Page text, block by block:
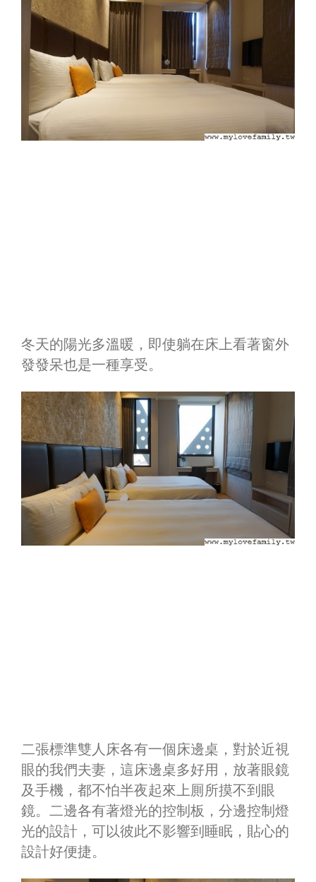
冬天的陽光多溫暖，即使躺在床上看著窗外
發發呆也是一種享受。
二張標準雙人床各有一個床邊桌，對於近視
眼的我們夫妻，這床邊桌多好用，放著眼鏡
及手機，都不怕半夜起來上厠所摸不到眼
鏡。二邊各有著燈光的控制板，分邊控制燈
光的設計，可以彼此不影響到睡眠，貼心的
設計好便捷。